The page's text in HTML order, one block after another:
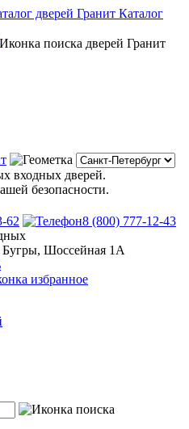
Каталог
входных дверей.
безопасности.
62
8 (800) 777-12-43
Бугры, Шоссейная 1А